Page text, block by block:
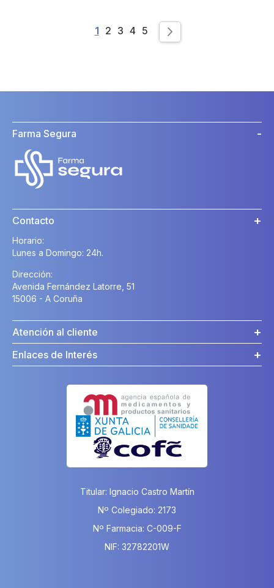
Page
You're currently reading page
1 Page
2 Page
3 Page
4 Page
5
Farma Segura
Contacto
Horario:
Lunes a Domingo: 24h.
Dirección:
Avenida Fernández Latorre, 51
15006 - A Coruña
Atención al cliente
Enlaces de Interés
Titular: Ignacio Castro Martín
Nº Colegiado: 2173
Nº Farmacia: C-009-F
NIF: 32782201W